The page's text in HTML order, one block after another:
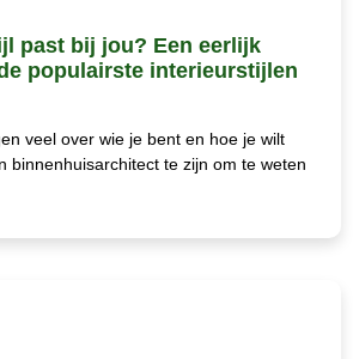
past bij jou? Een eerlijk
populairste interieurstijlen
veel over wie je bent en hoe je wilt
binnenhuisarchitect te zijn om te weten